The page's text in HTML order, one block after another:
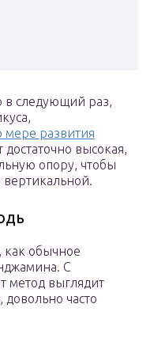
в следующий раз,
мере развития
достаточно высокая,
опору, чтобы
вертикальной.
как обычное
С
метод выглядит
часто